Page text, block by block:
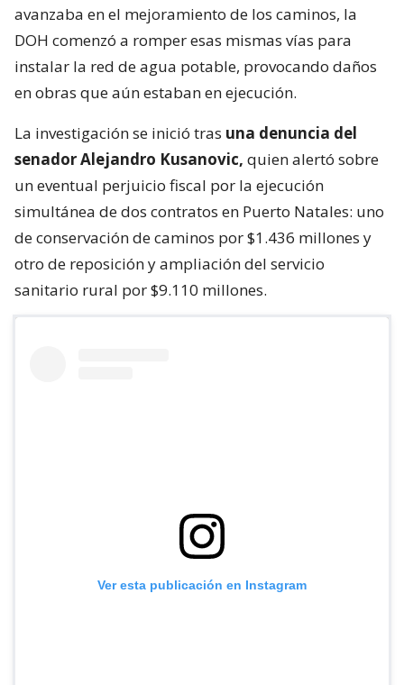
avanzaba en el mejoramiento de los caminos, la
DOH comenzó a romper esas mismas vías para
instalar la red de agua potable, provocando daños
en obras que aún estaban en ejecución.
La investigación se inició tras una denuncia del
senador Alejandro Kusanovic, quien alertó sobre
un eventual perjuicio fiscal por la ejecución
simultánea de dos contratos en Puerto Natales: uno
de conservación de caminos por $1.436 millones y
otro de reposición y ampliación del servicio
sanitario rural por $9.110 millones.
Ver esta publicación en Instagram